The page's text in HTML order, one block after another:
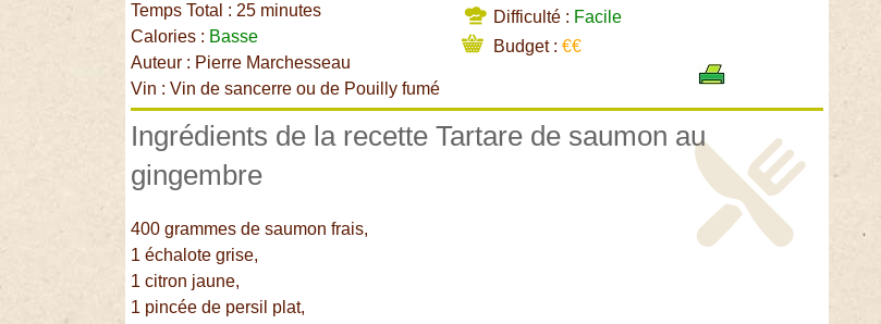
Temps Total : 25 minutes
Calories : Basse
Auteur : Pierre Marchesseau
Vin : Vin de sancerre ou de Pouilly fumé
Difficulté : Facile
Budget :€€
Ingrédients de la recette Tartare de saumon au
gingembre
400 grammes de saumon frais,
1 échalote grise,
1 citron jaune,
1 pincée de persil plat,